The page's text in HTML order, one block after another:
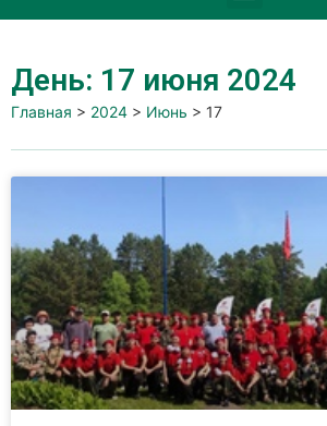
День: 17 июня 2024
Главная > 2024 > Июнь > 17